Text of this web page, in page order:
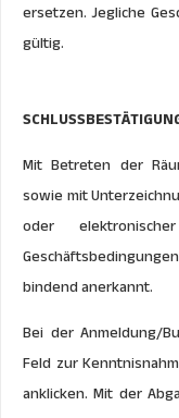
ersetzen. Jegliche
gültig.
Mit Betreten der
sowie mit
oder
bindend anerkannt.
Bei der Anmeldung/
Feld zur
anklicken. Mit der